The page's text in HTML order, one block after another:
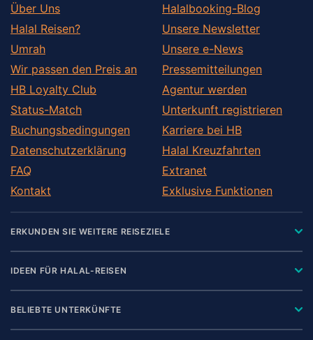
Über Uns
Halal Reisen?
Umrah
Wir passen den Preis an
HB Loyalty Club
Status-Match
Buchungsbedingungen
Datenschutzerklärung
FAQ
Kontakt
Halalbooking-Blog
Unsere Newsletter
Unsere e-News
Pressemitteilungen
Agentur werden
Unterkunft registrieren
Karriere bei HB
Halal Kreuzfahrten
Extranet
Exklusive Funktionen
ERKUNDEN SIE WEITERE REISEZIELE
IDEEN FÜR HALAL-REISEN
BELIEBTE UNTERKÜNFTE